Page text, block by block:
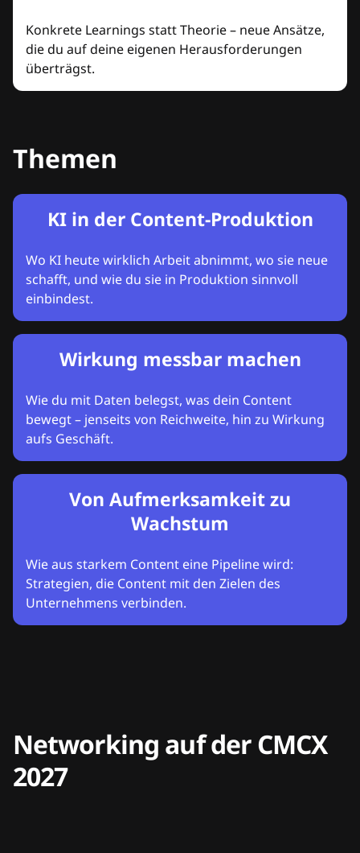
Konkrete Learnings statt Theorie – neue Ansätze,
die du auf deine eigenen Herausforderungen
überträgst.
Themen
KI in der Content-Produktion
Wo KI heute wirklich Arbeit abnimmt, wo sie neue
schafft, und wie du sie in Produktion sinnvoll
einbindest.
Wirkung messbar machen
Wie du mit Daten belegst, was dein Content
bewegt – jenseits von Reichweite, hin zu Wirkung
aufs Geschäft.
Von Aufmerksamkeit zu
Wachstum
Wie aus starkem Content eine Pipeline wird:
Strategien, die Content mit den Zielen des
Unternehmens verbinden.
Networking auf der CMCX
2027